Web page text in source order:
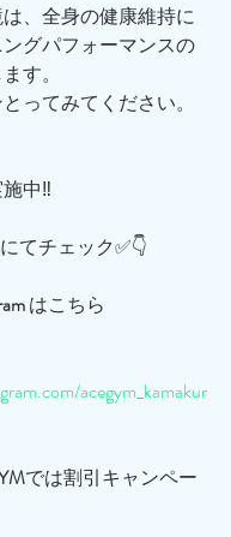
、全身の健康維持に
グパフォーマンスの
す。
ってみてください。
中‼️
にてチェック✅👇
はこちら
acegym_kamakur
では割引キャンペー